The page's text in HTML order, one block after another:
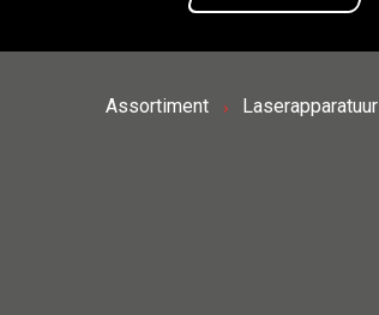
Assortiment Laserapparatuur